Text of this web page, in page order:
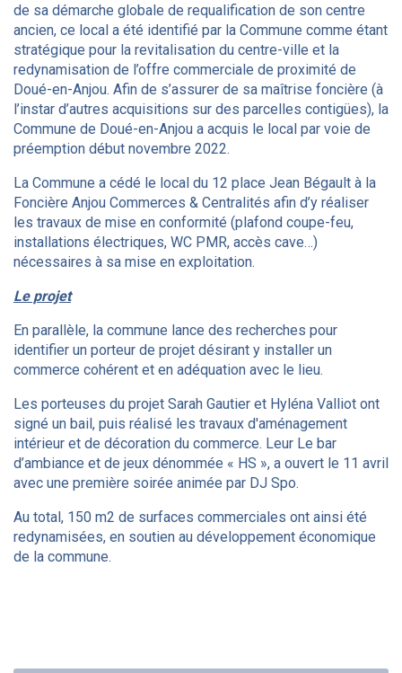
de sa démarche globale de requalification de son centre
ancien, ce local a été identifié par la Commune comme étant
stratégique pour la revitalisation du centre-ville et la
redynamisation de l’offre commerciale de proximité de
Doué-en-Anjou. Afin de s’assurer de sa maîtrise foncière (à
l’instar d’autres acquisitions sur des parcelles contigües), la
Commune de Doué-en-Anjou a acquis le local par voie de
préemption début novembre 2022.
La Commune a cédé le local du 12 place Jean Bégault à la
Foncière Anjou Commerces & Centralités afin d’y réaliser
les travaux de mise en conformité (plafond coupe-feu,
installations électriques, WC PMR, accès cave…)
nécessaires à sa mise en exploitation.
Le projet
En parallèle, la commune lance des recherches pour
identifier un porteur de projet désirant y installer un
commerce cohérent et en adéquation avec le lieu.
Les porteuses du projet Sarah Gautier et Hyléna Valliot ont
signé un bail, puis réalisé les travaux d'aménagement
intérieur et de décoration du commerce. Leur Le bar
d’ambiance et de jeux dénommée « HS », a ouvert le 11 avril
avec une première soirée animée par DJ Spo.
Au total, 150 m2 de surfaces commerciales ont ainsi été
redynamisées, en soutien au développement économique
de la commune.